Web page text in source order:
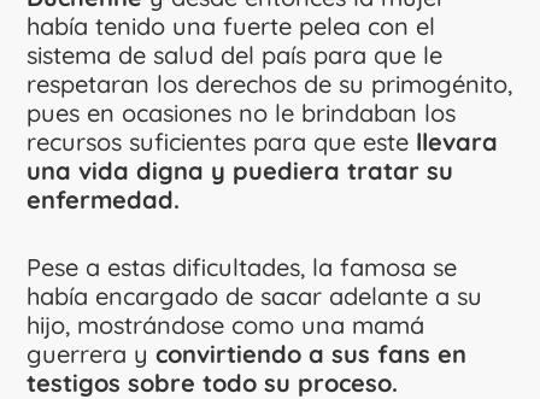
había tenido una fuerte pelea con el
sistema de salud del país para que le
respetaran los derechos de su primogénito,
pues en ocasiones no le brindaban los
recursos suficientes para que este llevara
una vida digna y puediera tratar su
enfermedad.
Pese a estas dificultades, la famosa se
había encargado de sacar adelante a su
hijo, mostrándose como una mamá
guerrera yconvirtiendo a sus fans en
testigos sobre todo su proceso.